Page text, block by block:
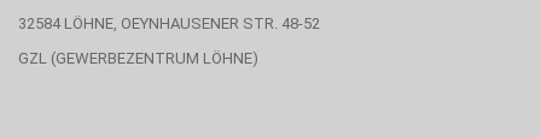
32584 LÖHNE, OEYNHAUSENER STR. 48-52
GZL (GEWERBEZENTRUM LÖHNE)